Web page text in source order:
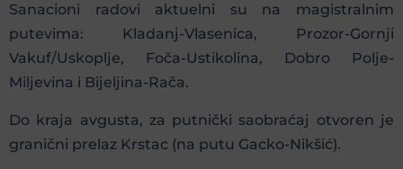
Sanacioni radovi aktuelni su na magistralnim
putevima: Kladanj-Vlasenica, Prozor-Gornji
Vakuf/Uskoplje, Foča-Ustikolina, Dobro Polje-
Miljevina i Bijeljina-Rača.
Do kraja avgusta, za putnički saobraćaj otvoren je
granični prelaz Krstac (na putu Gacko-Nikšić).